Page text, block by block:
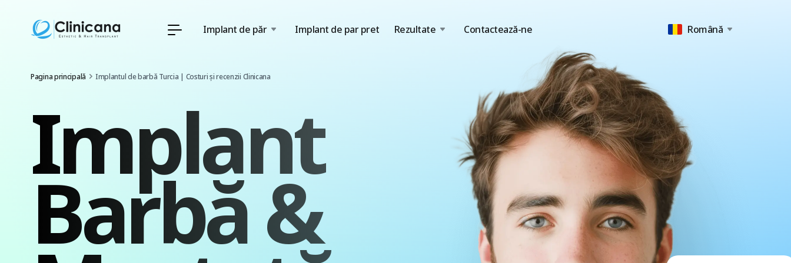
Implant de păr Implant de par pret Rezultate Contactează-ne Română
Pagina principală Implantul de barbă Turcia | Costuri și recenzii Clinicana
Implant
Barbă &